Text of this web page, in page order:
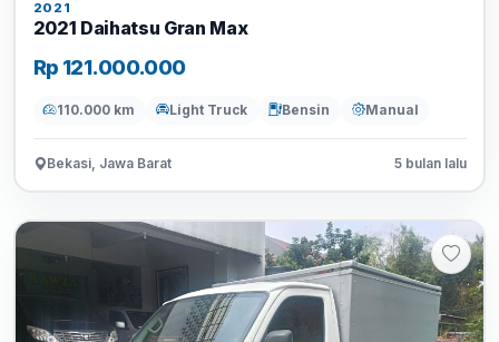
2021
2021 Daihatsu Gran Max
Rp 121.000.000
110.000 km Light Truck Bensin Manual
Bekasi, Jawa Barat 5 bulan lalu